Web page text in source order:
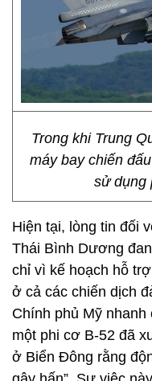
Trong khi Trung
máy bay chiến
sử dụng
Hiện tại, lòng tin đối
Thái Bình Dương
chỉ vì kế hoạch hỗ
ở cả các chiến dịch
Chính phủ Mỹ
một phi cơ B-52 đã
ở Biển Đông rằng